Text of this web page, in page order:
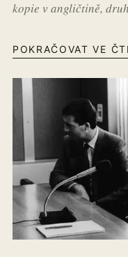
kopie v angličtině,
POKRAČOVAT VE